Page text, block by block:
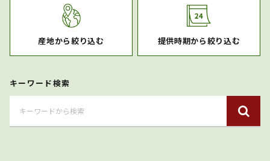
産地から絞り込む 提供時期から絞り込む
キーワード検索